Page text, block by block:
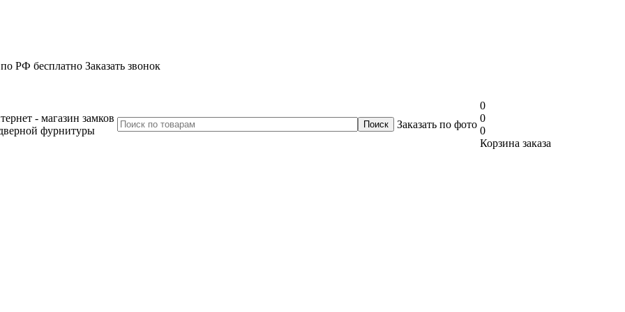
РФ бесплатно Заказать звонок
- магазин замков
фурнитуры
Заказать по фото
0
0
0
Корзина заказа